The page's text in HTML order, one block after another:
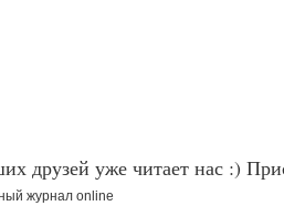
друзей уже читает нас :)
журнал online